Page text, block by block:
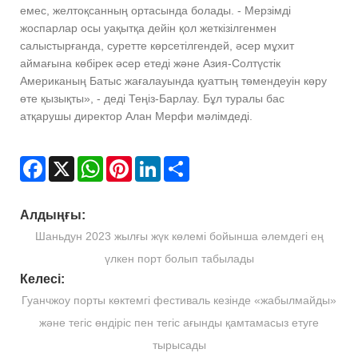
емес, желтоқсанның ортасында болады. - Мерзімді
жоспарлар осы уақытқа дейін қол жеткізілгенмен
салыстырғанда, суретте көрсетілгендей, әсер мұхит
аймағына көбірек әсер етеді және Азия-Солтүстік
Американың Батыс жағалауында қуаттың төмендеуін көру
өте қызықты», - деді Теңіз-Барлау. Бұл туралы бас
атқарушы директор Алан Мерфи мәлімдеді.
Facebook
X WhatsAppPinterestLinkedIn
Алдыңғы:
Шаньдун 2023 жылғы жүк көлемі бойынша әлемдегі ең
үлкен порт болып табылады
Келесі:
Гуанчжоу порты көктемгі фестиваль кезінде «жабылмайды»
және тегіс өндіріс пен тегіс ағынды қамтамасыз етуге
тырысады